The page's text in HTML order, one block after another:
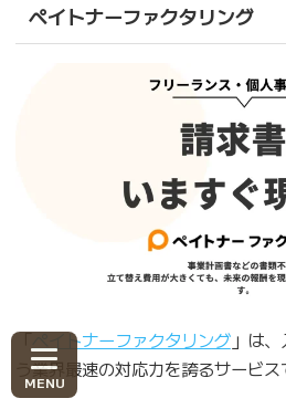
ペイトナーファクタリング
「ペイトナーファクタリング」は
う業界最速の対応力を誇るサービス